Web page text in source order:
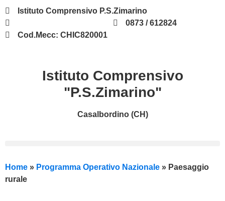
Istituto Comprensivo P.S.Zimarino
0873 / 612824
Cod.Mecc: CHIC820001
Istituto Comprensivo
"P.S.Zimarino"
Casalbordino (CH)
Home » Programma Operativo Nazionale » Paesaggio
rurale